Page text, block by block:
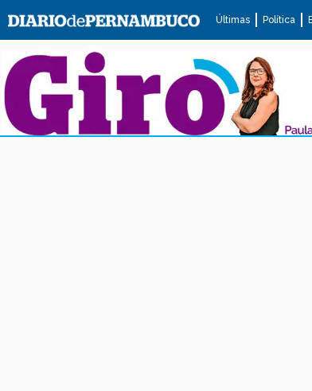
Últimas Política